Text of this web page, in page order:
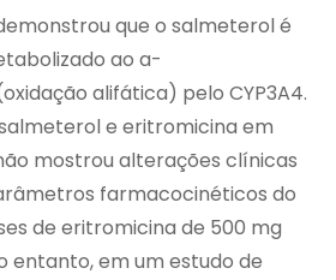
que o salmeterol é
ao a-
alifática) pelo CYP3A4.
e eritromicina em
mostrou alterações clínicas
farmacocinéticos do
de eritromicina de 500 mg
entanto, em um estudo de